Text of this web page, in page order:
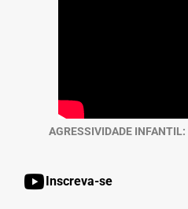
AGRESSIVIDADE
Inscreva-se